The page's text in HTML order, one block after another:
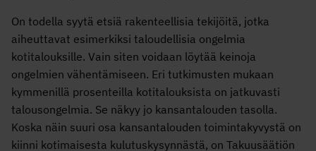
On todella syytä etsiä rakenteellisia tekijöitä, jotka
aiheuttavat esimerkiksi taloudellisia ongelmia
kotitalouksille. Vain siten voidaan löytää keinoja
ongelmien vähentämiseen. Eri tutkimusten mukaan
kymmenillä prosenteilla kotitalouksista on jatkuvasti
talousongelmia. Se näkyy jo kansantalouden tasolla.
Koska näin suuri osa kansantalouden toimintakyvystä on
kiinni kotimaisesta kulutuskysynnästä, on Takuusäätiön